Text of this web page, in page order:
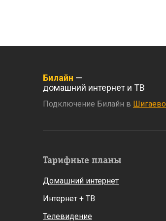
Билайн —
домашний интернет и ТВ
Подключение Билайн в Шигаево
Тарифные планы
Домашний интернет
Интернет + ТВ
Телевидение